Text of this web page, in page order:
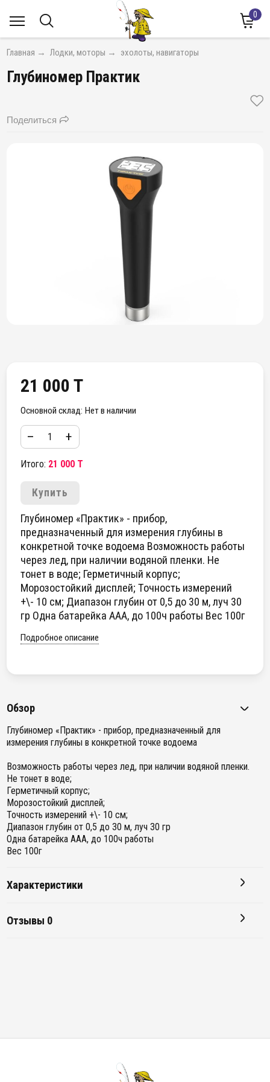
0
Главная → Лодки, моторы → эхолоты, навигаторы
Глубиномер Практик
Поделиться
21 000 T
Основной склад: Нет в наличии
– +
Итого: 21 000 T
Купить
Глубиномер «Практик» - прибор,
предназначенный для измерения глубины в
конкретной точке водоема Возможность работы
через лед, при наличии водяной пленки. Не
тонет в воде; Герметичный корпус;
Морозостойкий дисплей; Точность измерений
+\- 10 см; Диапазон глубин от 0,5 до 30 м, луч 30
гр Одна батарейка ААА, до 100ч работы Вес 100г
Подробное описание
Обзор
Глубиномер «Практик» - прибор, предназначенный для
измерения глубины в конкретной точке водоема
Возможность работы через лед, при наличии водяной пленки.
Не тонет в воде;
Герметичный корпус;
Морозостойкий дисплей;
Точность измерений +\- 10 см;
Диапазон глубин от 0,5 до 30 м, луч 30 гр
Одна батарейка ААА, до 100ч работы
Вес 100г
Характеристики
Отзывы 0